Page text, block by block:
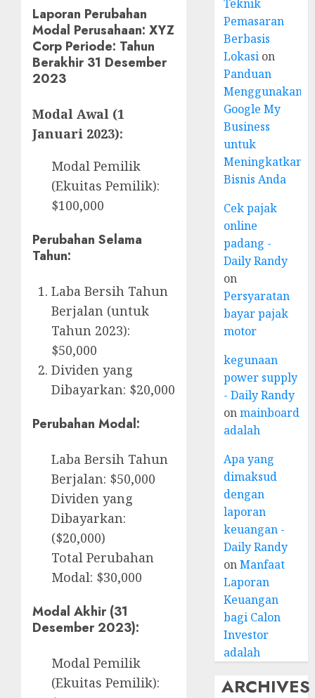
Laporan Perubahan
Modal Perusahaan: XYZ
Corp Periode: Tahun
Berakhir 31 Desember
2023
Modal Awal (1
Januari 2023):
Modal Pemilik
(Ekuitas Pemilik):
$100,000
Perubahan Selama
Tahun:
Laba Bersih Tahun
Berjalan (untuk
Tahun 2023):
$50,000
Dividen yang
Dibayarkan: $20,000
Perubahan Modal:
Laba Bersih Tahun
Berjalan: $50,000
Dividen yang
Dibayarkan:
($20,000)
Total Perubahan
Modal: $30,000
Modal Akhir (31
Desember 2023):
Modal Pemilik
(Ekuitas Pemilik):
Teknik
Pemasaran
Berbasis
Lokasi on
Panduan
Menggunakan
Google My
Business
untuk
Meningkatkan
Bisnis Anda
Cek pajak
online
padang -
Daily Randy
on
Persyaratan
bayar pajak
motor
kegunaan
power supply
- Daily Randy
onmainboard
adalah
Apa yang
dimaksud
dengan
laporan
keuangan -
Daily Randy
onManfaat
Laporan
Keuangan
bagi Calon
Investor
adalah
ARCHIVES